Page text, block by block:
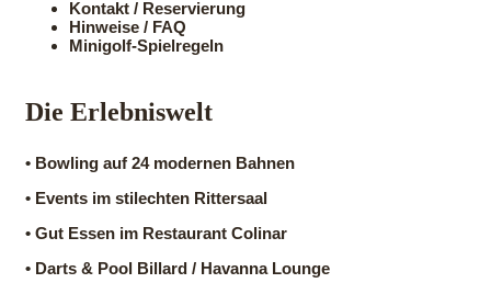
Kontakt / Reservierung
Hinweise / FAQ
Minigolf-Spielregeln
Die Erlebniswelt
• Bowling auf 24 modernen Bahnen
• Events im stilechten Rittersaal
• Gut Essen im Restaurant Colinar
• Darts & Pool Billard / Havanna Lounge